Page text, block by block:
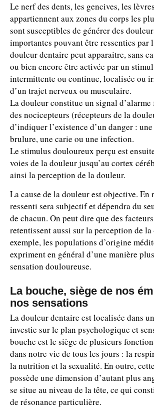
Le nerf des dents, les gencives, les
appartiennent aux zones du corps les
sont susceptibles de générer des
importantes pouvant être ressenties par
douleur dentaire peut apparaitre, sans
ou bien encore être activée par un
intermittente ou continue, localisée ou
d’un trajet nerveux ou musculaire.
La douleur constitue un signal
des nocicepteurs (récepteurs de la
d’indiquer l’existence d’un danger :
brulure, une carie ou une infection.
Le stimulus douloureux perçu est
voies de la douleur jusqu’au cortex
ainsi la perception de la douleur.
La cause de la douleur est objective. En
ressenti sera subjectif et dépendra du
de chacun. On peut dire que des
retentissent aussi sur la perception de la
exemple, les populations d’origine
expriment en général d’une manière
sensation douloureuse.
La bouche, siège de nos
nos sensations
La douleur dentaire est localisée dans
investie sur le plan psychologique et
bouche est le siège de plusieurs
dans notre vie de tous les jours : la
la nutrition et la sexualité. En outre,
possède une dimension d’autant plus
se situe au niveau de la tête, ce qui
de résonance particulière.